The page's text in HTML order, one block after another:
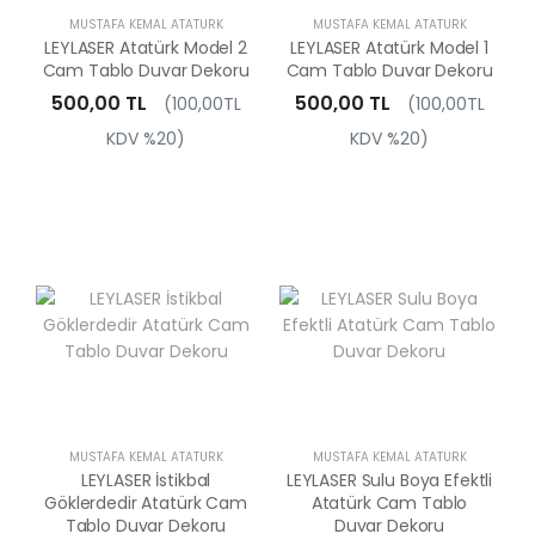
MUSTAFA KEMAL ATATÜRK
LEYLASER Atatürk Model 2
Cam Tablo Duvar Dekoru
500,00 TL
(100,00TL
KDV %20)
MUSTAFA KEMAL ATATÜRK
LEYLASER Atatürk Model 1
Cam Tablo Duvar Dekoru
500,00 TL
(100,00TL
KDV %20)
MUSTAFA KEMAL ATATÜRK
LEYLASER İstikbal
Göklerdedir Atatürk Cam
Tablo Duvar Dekoru
MUSTAFA KEMAL ATATÜRK
LEYLASER Sulu Boya Efektli
Atatürk Cam Tablo
Duvar Dekoru